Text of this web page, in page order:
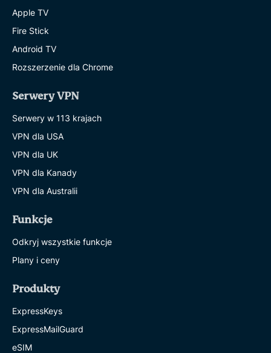
Apple TV
Fire Stick
Android TV
Rozszerzenie dla Chrome
Serwery VPN
Serwery w 113 krajach
VPN dla USA
VPN dla UK
VPN dla Kanady
VPN dla Australii
Funkcje
Odkryj wszystkie funkcje
Plany i ceny
Produkty
ExpressKeys
ExpressMailGuard
eSIM